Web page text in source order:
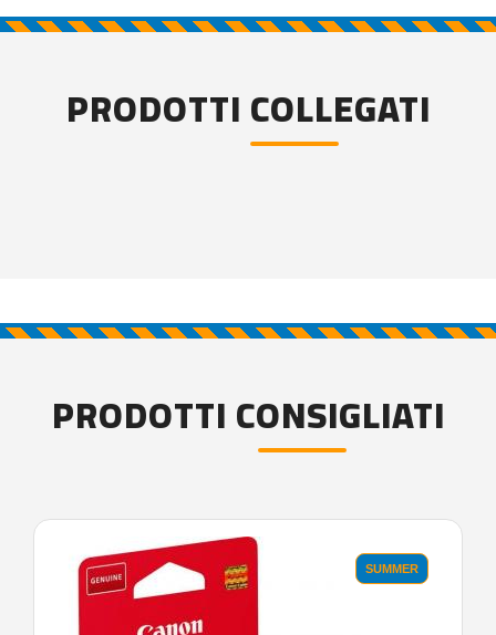
PRODOTTI COLLEGATI
PRODOTTI CONSIGLIATI
SUMMER